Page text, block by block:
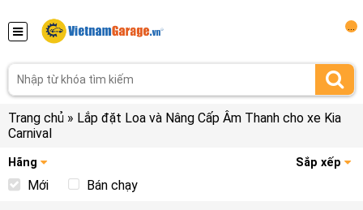
Trang chủ » Lắp đặt Loa và Nâng Cấp Âm Thanh cho xe Kia
Carnival
Hãng Sắp xếp
Mới Bán chạy